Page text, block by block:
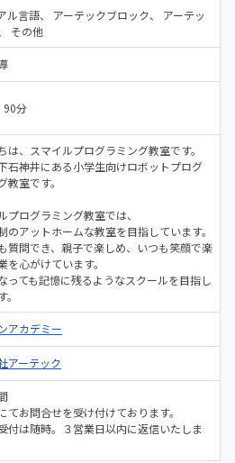
ル言語 アーテックブロック
アーテッ
その他
90分
は、スマイルプログラミング教室です。
石神井にある小学生向けロボットプログ
教室です。
プログラミング教室では、
のアットホームな教室を目指しています。
質問でき、親子で楽しめ、いつも笑顔で楽
を心がけています。
っても記憶に残るようなスクールを目指し
アカデミー
アーテック
てお問合せを受け付けております。
付は随時。３営業日以内に返信いたしま